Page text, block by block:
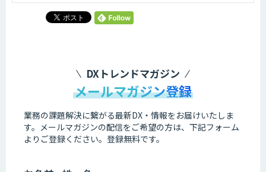
DXトレンドマガジン
メールマガジン登録
業務の課題解決に繋がる最新DX・情報をお届けいたしま
す。 メールマガジンの配信をご希望の方は、下記フォーム
よりご登録ください。登録無料です。